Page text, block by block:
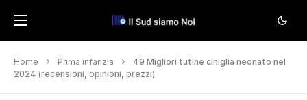
Home Prima infanzia
49 Migliori tutine ciniglia neonato nel
2024 (recensioni, opinioni, prezzi)